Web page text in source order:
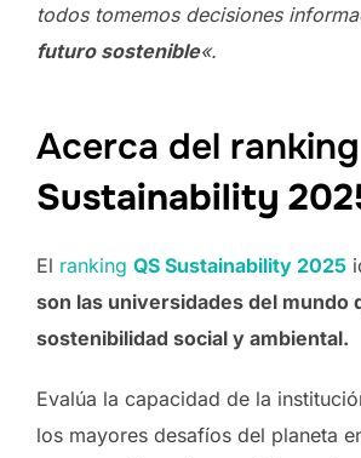
todos tomemos decisiones
futuro sostenible«.
Acerca del ranking
Sustainability
El ranking QS Sustainability 2025
son las universidades del mundo
sostenibilidad social y ambiental.
Evalúa la capacidad de la
los mayores desafíos del planeta